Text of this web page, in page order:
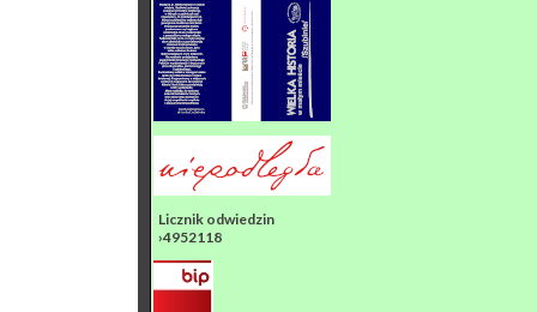
Licznik odwiedzin
›4952118